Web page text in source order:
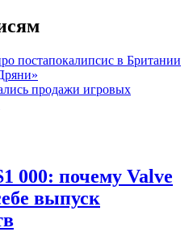
постапокалипсис в Британии
продажи игровых
000: почему Valve
выпуск